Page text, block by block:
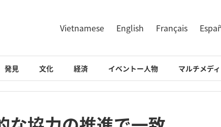
Vietnamese English Français
発見 文化 経済 イベントー人物 マルチメデ